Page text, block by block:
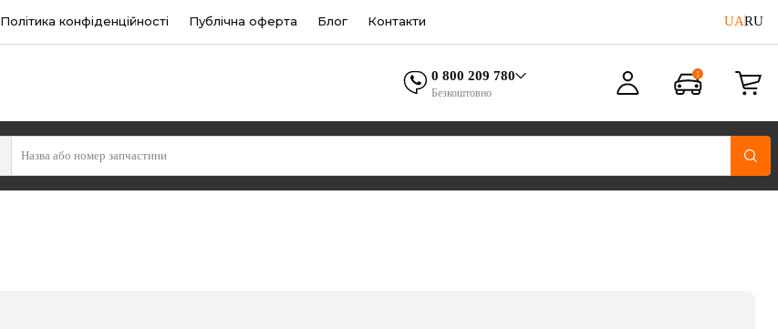
Політика конфіденційності Публічна оферта Блог Контакти UARU
0 800 209 780
Безкоштовно